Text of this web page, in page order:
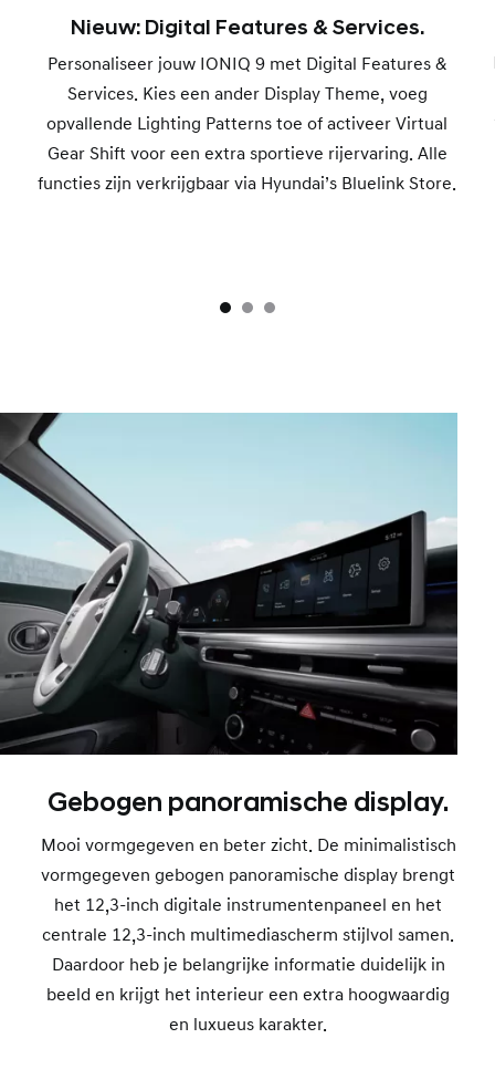
Nieuw: Digital Features & Services.
Personaliseer jouw IONIQ 9 met Digital Features &
Services. Kies een ander Display Theme, voeg
opvallende Lighting Patterns toe of activeer Virtual
Gear Shift voor een extra sportieve rijervaring. Alle
functies zijn verkrijgbaar via Hyundai’s Bluelink Store.
Gebogen panoramische display.
Mooi vormgegeven en beter zicht. De minimalistisch
vormgegeven gebogen panoramische display brengt
het 12,3-inch digitale instrumentenpaneel en het
centrale 12,3-inch multimediascherm stijlvol samen.
Daardoor heb je belangrijke informatie duidelijk in
beeld en krijgt het interieur een extra hoogwaardig
en luxueus karakter.